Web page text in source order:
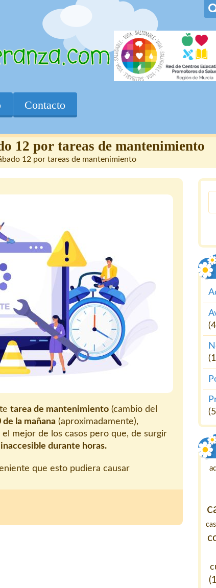
Contacto
12 por tareas de mantenimiento
12 por tareas de mantenimiento
tarea de mantenimiento (cambio del
de la mañana (aproximadamente),
el mejor de los casos pero que, de surgir
durante horas.
que esto pudiera causar